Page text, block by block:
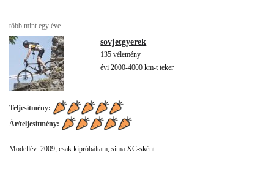
több mint egy éve
sovjetgyerek
135 vélemény
évi 2000-4000 km-t teker
Teljesítmény:
Ár/teljesítmény:
Modellév: 2009, csak kipróbáltam, sima XC-sként